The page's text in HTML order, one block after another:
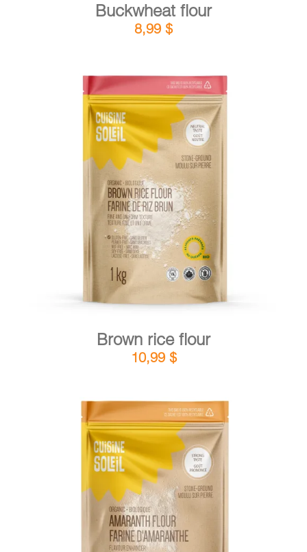
Buckwheat flour
8,99 $
ADD TO CART / DETAILS
Brown rice flour
10,99 $
ADD TO CART / DETAILS